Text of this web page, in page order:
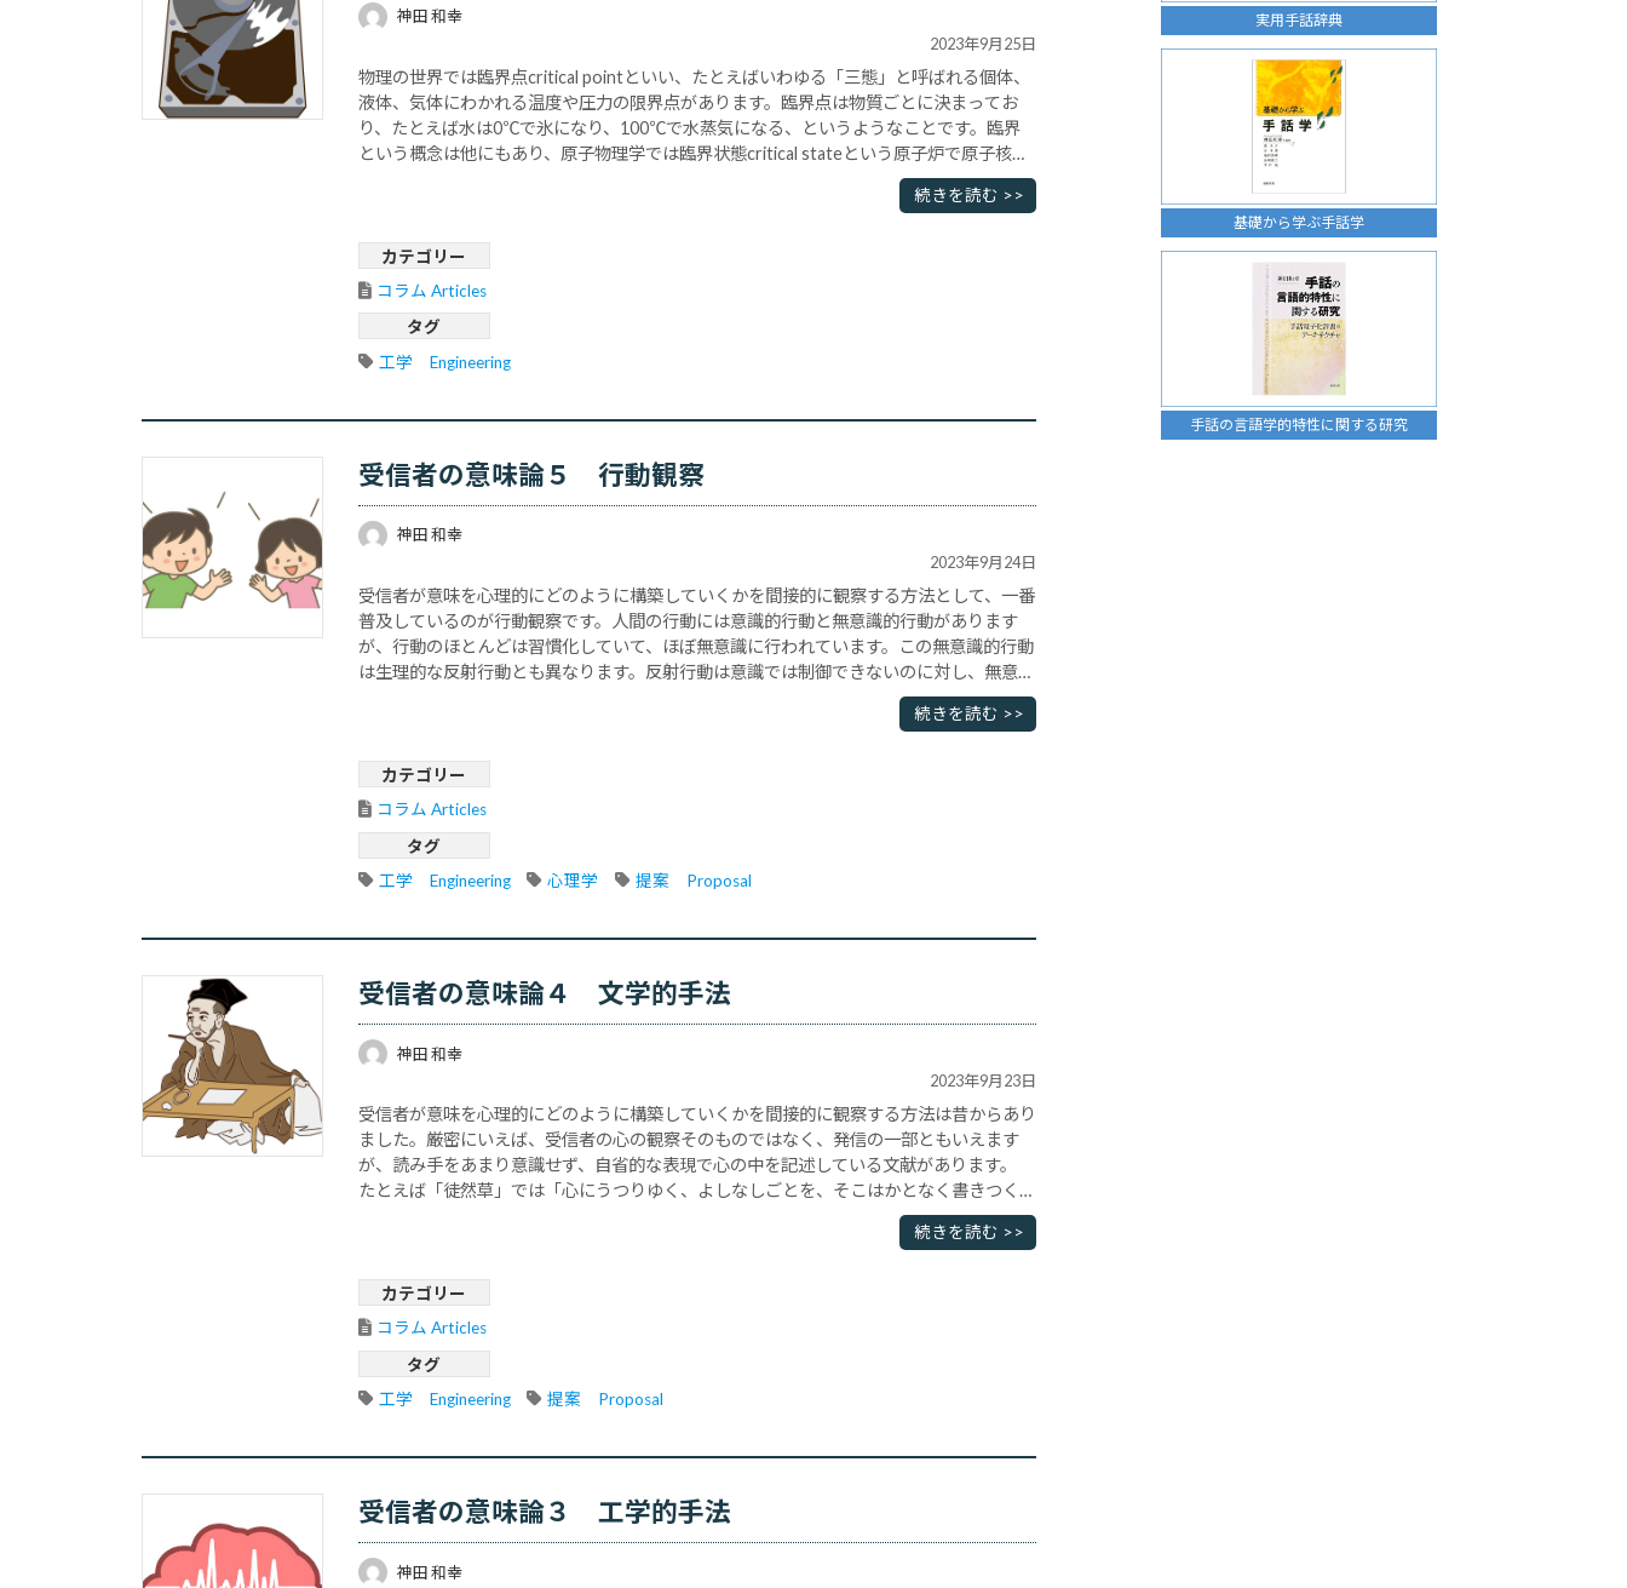
神田 和幸
2023年9月25日
物理の世界では臨界点critical pointといい、たとえばいわゆる「三態」と呼ばれる個体、
液体、気体にわかれる温度や圧力の限界点があります。臨界点は物質ごとに決まってお
り、たとえば水は0℃で氷になり、100℃で水蒸気になる、というようなことです。臨界
という概念は他にもあり、原子物理学では臨界状態critical stateという原子炉で原子核分
続きを読む >>
カテゴリー
コラム Articles
タグ
工学　Engineering
受信者の意味論５ 行動観察
神田 和幸
2023年9月24日
受信者が意味を心理的にどのように構築していくかを間接的に観察する方法として、一番
普及しているのが行動観察です。人間の行動には意識的行動と無意識的行動があります
が、行動のほとんどは習慣化していて、ほぼ無意識に行われています。この無意識的行動
は生理的な反射行動とも異なります。反射行動は意識では制御できないのに対し、無意識
行動はある程度、制御できます。たとえばくしゃみを止めることはほぼ困難ですが、その
続きを読む >>
カテゴリー
コラム Articles
タグ
工学　Engineering
心理学 提案　Proposal
受信者の意味論４ 文学的手法
神田 和幸
2023年9月23日
受信者が意味を心理的にどのように構築していくかを間接的に観察する方法は昔からあり
ました。厳密にいえば、受信者の心の観察そのものではなく、発信の一部ともいえます
が、読み手をあまり意識せず、自省的な表現で心の中を記述している文献があります。
たとえば「徒然草」では「心にうつりゆく、よしなしごとを、そこはかとなく書きつくれ
ば」と書いており、自分の心の中の動きを観察して、記述しよう、ということを宣言して
続きを読む >>
カテゴリー
コラム Articles
タグ
工学　Engineering
提案　Proposal
受信者の意味論３ 工学的手法
神田 和幸
実用手話辞典
基礎から学ぶ手話学
手話の言語学的特性に関する研究